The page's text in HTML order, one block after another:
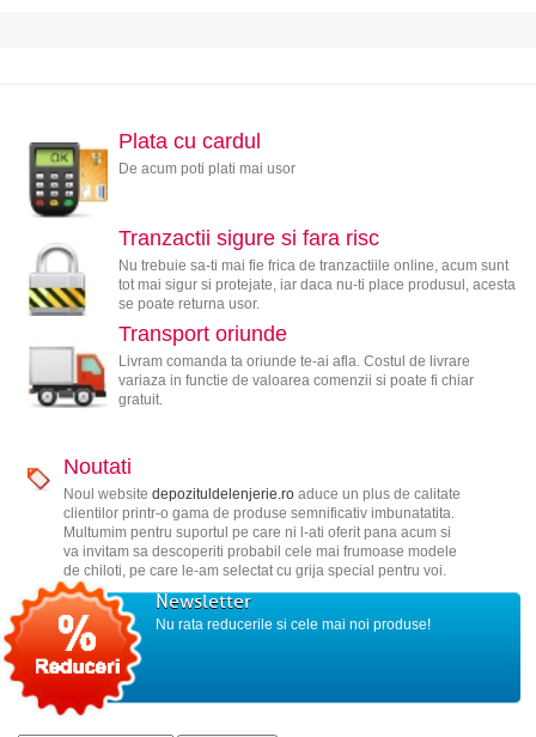
Plata cu cardul
De acum poti plati mai usor
Tranzactii sigure si fara risc
Nu trebuie sa-ti mai fie frica de tranzactiile online, acum sunt
tot mai sigur si protejate, iar daca nu-ti place produsul, acesta
se poate returna usor.
Transport oriunde
Livram comanda ta oriunde te-ai afla. Costul de livrare
variaza in functie de valoarea comenzii si poate fi chiar
gratuit.
Noutati
Noul website depozituldelenjerie.roaduce un plus de calitate
clientilor printr-o gama de produse semnificativ imbunatatita.
Multumim pentru suportul pe care ni l-ati oferit pana acum si
va invitam sa descoperiti probabil cele mai frumoase modele
de chiloti, pe care le-am selectat cu grija special pentru voi.
Newsletter
Nu rata reducerile si cele mai noi produse!